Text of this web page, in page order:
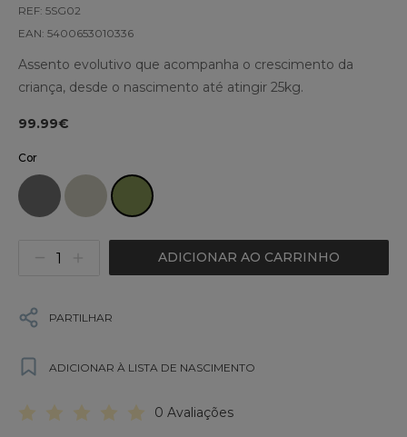
REF: 5SG02
EAN: 5400653010336
Assento evolutivo que acompanha o crescimento da
criança, desde o nascimento até atingir 25kg.
99.99€
Cor
ADICIONAR AO CARRINHO
PARTILHAR
ADICIONAR À LISTA DE NASCIMENTO
0 Avaliações